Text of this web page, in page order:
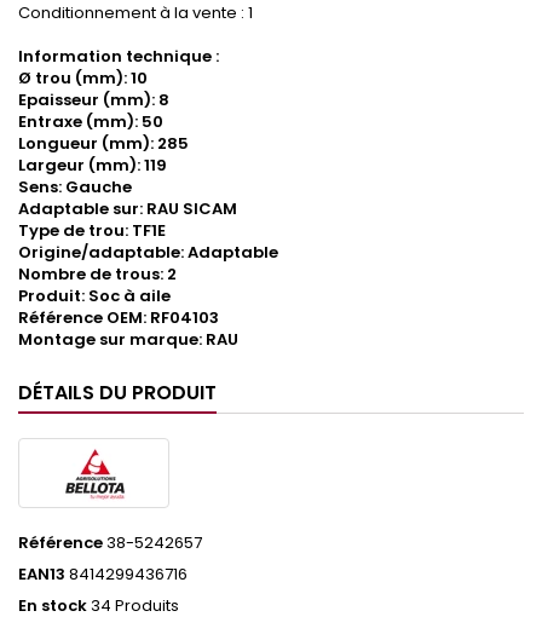
Conditionnement à la vente : 1
Information technique :
Ø trou (mm): 10
Epaisseur (mm): 8
Entraxe (mm): 50
Longueur (mm): 285
Largeur (mm): 119
Sens: Gauche
Adaptable sur: RAU SICAM
Type de trou: TF1E
Origine/adaptable: Adaptable
Nombre de trous: 2
Produit: Soc à aile
Référence OEM: RF04103
Montage sur marque: RAU
DÉTAILS DU PRODUIT
Référence38-5242657
EAN13 8414299436716
En stock34 Produits